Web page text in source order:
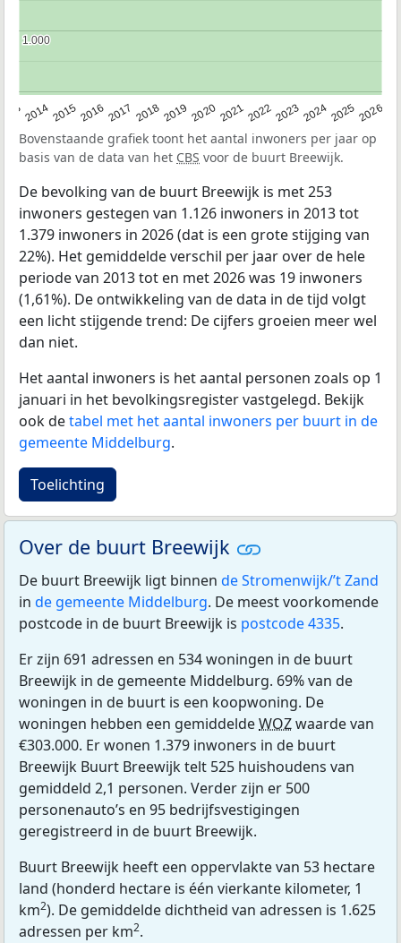
2014201520162017 20182019 2020202120222023202420252026
1.000
1.000
Bovenstaande grafiek toont het aantal inwoners per jaar op
basis van de data van het CBS voor de buurt Breewijk.
De bevolking van de buurt Breewijk is met 253
inwoners gestegen van 1.126 inwoners in 2013 tot
1.379 inwoners in 2026 (dat is een grote stijging van
22%). Het gemiddelde verschil per jaar over de hele
periode van 2013 tot en met 2026 was 19 inwoners
(1,61%). De ontwikkeling van de data in de tijd volgt
een licht stijgende trend: De cijfers groeien meer wel
dan niet.
Het aantal inwoners is het aantal personen zoals op 1
januari in het bevolkingsregister vastgelegd. Bekijk
ook detabel met het aantal inwoners per buurt in de
gemeente Middelburg.
Toelichting
Over de buurt Breewijk
De buurt Breewijk ligt binnen de Stromenwijk/’t Zand
in de gemeente Middelburg. De meest voorkomende
postcode in de buurt Breewijk is postcode 4335.
Er zijn 691 adressen en 534 woningen in de buurt
Breewijk in de gemeente Middelburg. 69% van de
woningen in de buurt is een koopwoning. De
woningen hebben een gemiddeldeWOZwaarde van
€303.000. Er wonen 1.379 inwoners in de buurt
Breewijk Buurt Breewijk telt 525 huishoudens van
gemiddeld 2,1 personen. Verder zijn er 500
personenauto’s en 95 bedrijfsvestigingen
geregistreerd in de buurt Breewijk.
Buurt Breewijk heeft een oppervlakte van 53 hectare
land (honderd hectare is één vierkante kilometer, 1
km2). De gemiddelde dichtheid van adressen is 1.625
adressen per km2.